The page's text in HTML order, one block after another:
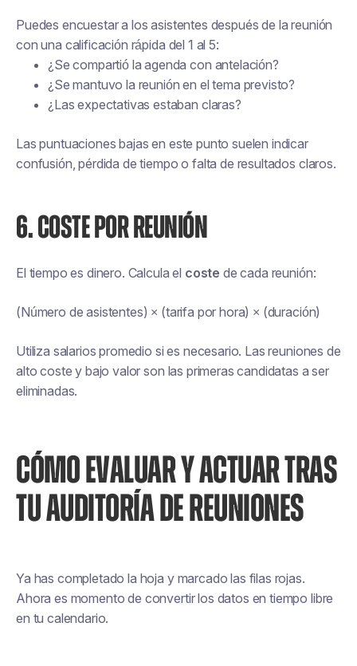
Puedes encuestar a los asistentes después de la reunión
con una calificación rápida del 1 al 5:
¿Se compartió la agenda con antelación?
¿Se mantuvo la reunión en el tema previsto?
¿Las expectativas estaban claras?
Las puntuaciones bajas en este punto suelen indicar
confusión, pérdida de tiempo o falta de resultados claros.
6. COSTE POR REUNIÓN
El tiempo es dinero. Calcula el coste de cada reunión:
(Número de asistentes) × (tarifa por hora) × (duración)
Utiliza salarios promedio si es necesario. Las reuniones de
alto coste y bajo valor son las primeras candidatas a ser
eliminadas.
CÓMO EVALUAR Y ACTUAR TRAS
TU AUDITORÍA DE REUNIONES
Ya has completado la hoja y marcado las filas rojas.
Ahora es momento de convertir los datos en tiempo libre
en tu calendario.